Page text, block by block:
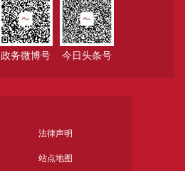
政务微博号 今日头条号
法律声明
站点地图